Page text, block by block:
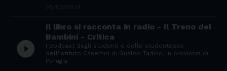
play_circle_filled
Il libro si racconta in radio - Il Treno dei
Bambini - Critica
I podcast degli studenti e delle studentesse
dell'Istituto Casemiri di Gualdo Tadino, in provincia di
Perugia